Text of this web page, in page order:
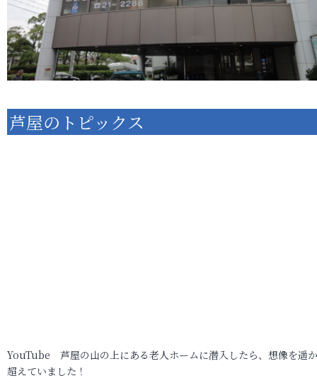
芦屋のトピックス
YouTube 芦屋の山の上にある老人ホームに潜入したら、想像を遥
超えていました！